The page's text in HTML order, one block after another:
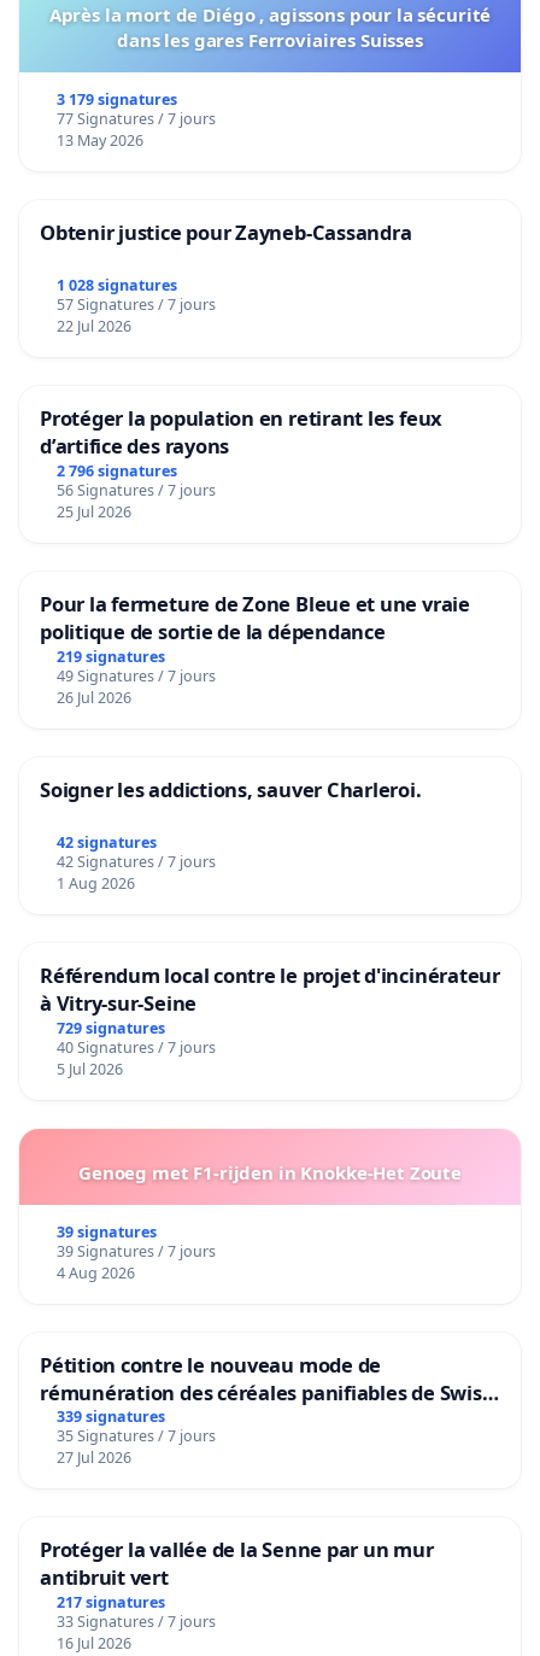
Après la mort de Diégo , agissons pour la sécurité
dans les gares Ferroviaires Suisses
3 179 signatures
77 Signatures / 7 jours
13 May 2026
Obtenir justice pour Zayneb-Cassandra
1 028 signatures
57 Signatures / 7 jours
22 Jul 2026
Protéger la population en retirant les feux
d’artifice des rayons
2 796 signatures
56 Signatures / 7 jours
25 Jul 2026
Pour la fermeture de Zone Bleue et une vraie
politique de sortie de la dépendance
219 signatures
49 Signatures / 7 jours
26 Jul 2026
Soigner les addictions, sauver Charleroi.
42 signatures
42 Signatures / 7 jours
1 Aug 2026
Référendum local contre le projet d'incinérateur
à Vitry-sur-Seine
729 signatures
40 Signatures / 7 jours
5 Jul 2026
Genoeg met F1-rijden in Knokke-Het Zoute
39 signatures
39 Signatures / 7 jours
4 Aug 2026
Pétition contre le nouveau mode de
rémunération des céréales panifiables de Swiss
granum basé sur la teneur en protéines
339 signatures
35 Signatures / 7 jours
27 Jul 2026
Protéger la vallée de la Senne par un mur
antibruit vert
217 signatures
33 Signatures / 7 jours
16 Jul 2026